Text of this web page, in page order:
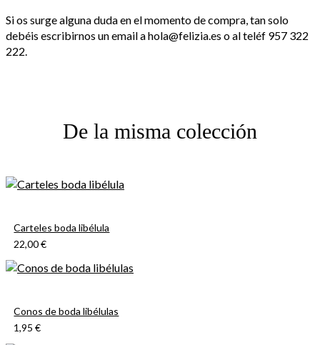
Si os surge alguna duda en el momento de compra, tan solo
debéis escribirnos un email a hola@felizia.es o al teléf 957 322
222.
De la misma colección
Carteles boda libélula
22,00 €
Conos de boda libélulas
1,95 €